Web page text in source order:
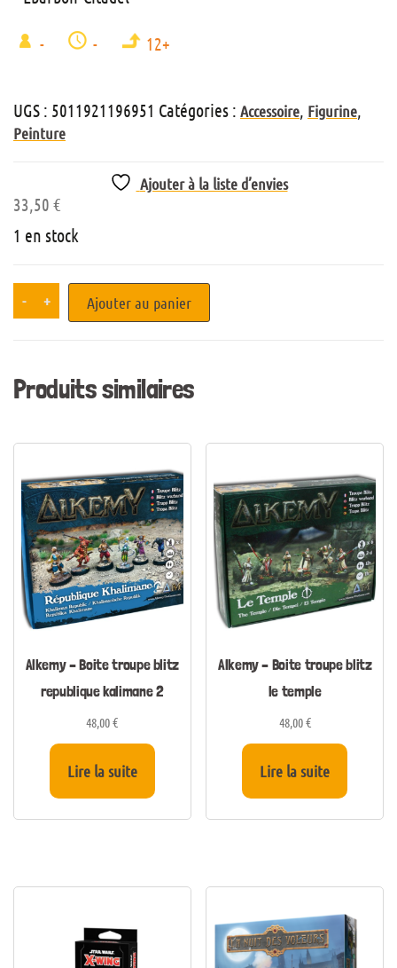
- - 12+
UGS : 5011921196951 Catégories : Accessoire, Figurine,
Peinture
Ajouter à la liste d’envies
33,50 €
1 en stock
- + Ajouter au panier
Produits similaires
Alkemy – Boite troupe blitz
republique kalimane 2
48,00€
Lire la suite
Alkemy – Boite troupe blitz
le temple
48,00€
Lire la suite